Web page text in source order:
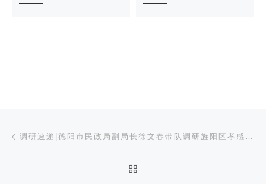
文章导航 调研速递|德阳市民政局副局长徐文春带队调研旌阳区孝感街道社工站